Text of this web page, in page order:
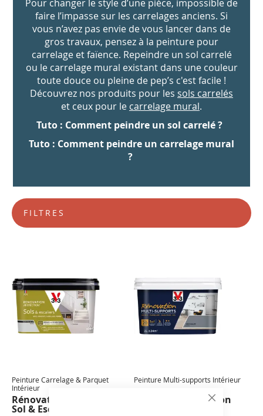
CLOSE
Pour changer le style d’une pièce, impossible de
faire l’impasse sur les carrelages anciens. Si
vous n’avez pas envie de vous lancer dans de
gros travaux, pensez à la peinture pour
carrelage et faïence. Repeindre un sol carrelé
ou le carrelage mural existant dans une couleur
toute douce ou pleine de pep’s c'est facile !
Découvrez nos produits pour les sols carrelés
et ceux pour le carrelage mural.
Tuto : Comment peindre un sol carrelé ?
Tuto : Comment peindre un carrelage mural
?
Peinture Carrelage & Parquet
Intérieur
Rénovation Perfection®
Sol & Escalier
Peinture Multi-supports Intérieur
Peinture Rénovation
FILTRES